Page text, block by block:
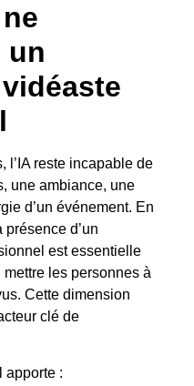
un
l’IA reste incapable de
une ambiance, une
d’un événement. En
présence d’un
est essentielle
les personnes à
Cette dimension
clé de
apporte :